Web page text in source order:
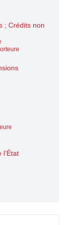
; Crédits non